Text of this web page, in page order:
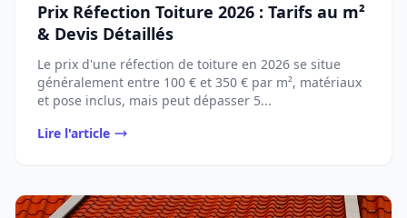
Prix Réfection Toiture 2026 : Tarifs au m²
& Devis Détaillés
Le prix d'une réfection de toiture en 2026 se situe
généralement entre 100 € et 350 € par m², matériaux
et pose inclus, mais peut dépasser 5...
Lire l'article